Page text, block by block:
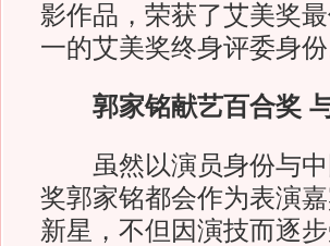
影作品，荣获了艾美奖
一的艾美奖终身评委身份
郭家铭献艺百合奖
虽然以演员身份与中
奖郭家铭都会作为表演
新星，不但因演技而逐